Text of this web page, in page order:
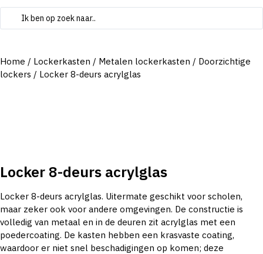
Home / Lockerkasten / Metalen lockerkasten / Doorzichtige
lockers / Locker 8-deurs acrylglas
Locker 8-deurs acrylglas
Locker 8-deurs acrylglas. Uitermate geschikt voor scholen,
maar zeker ook voor andere omgevingen. De constructie is
volledig van metaal en in de deuren zit acrylglas met een
poedercoating. De kasten hebben een krasvaste coating,
waardoor er niet snel beschadigingen op komen; deze